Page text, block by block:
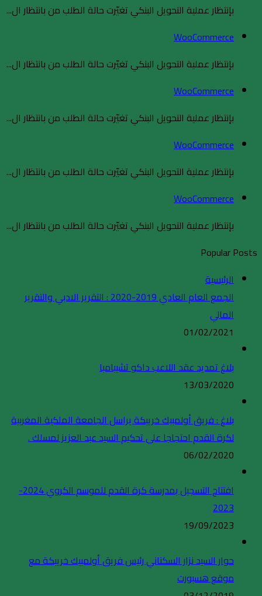
بإنتظار عملية التحويل البنكي تغيّرت حالة الطلب من بانتظار ال...
WooCommerce
بإنتظار عملية التحويل البنكي تغيّرت حالة الطلب من بانتظار ال...
WooCommerce
بإنتظار عملية التحويل البنكي تغيّرت حالة الطلب من بانتظار ال...
WooCommerce
بإنتظار عملية التحويل البنكي تغيّرت حالة الطلب من بانتظار ال...
WooCommerce
بإنتظار عملية التحويل البنكي تغيّرت حالة الطلب من بانتظار ال...
Popular Posts
الرئيسية
الجمع العام العادي 2019-2020 : التقرير الادبي والتقرير
المالي
01/02/2021
بلاغ تمديد عقد اللاعب داكو تشيبامبا
13/03/2020
بلاغ : فريق أولمبيك خريبكة يراسل الجامعة الملكية المغربية
لكرة القدم احتجاجا على تحكيم السيد عبد العزيز لمسلك .
06/02/2020
افتتاح التسجيل بمدرسة كرة القدم للموسم الكروي 2024-
2023
19/09/2023
حوار السيد نزار السكتاني رئيس فريق أولمبيك خريبكة مع
موقع هسبورت